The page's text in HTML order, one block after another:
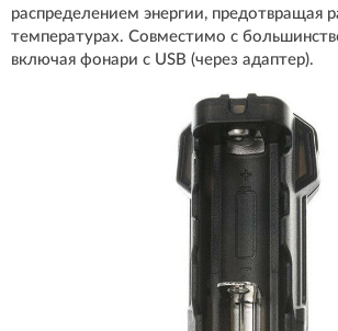
распределением энергии, предотвращая
температурах. Совместимо с
включая фонари с USB (через адаптер).